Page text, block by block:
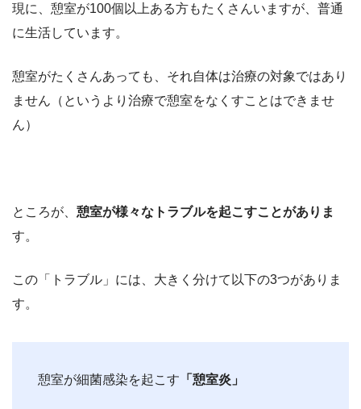
現に、憩室が100個以上ある方もたくさんいますが、普通
に生活しています。
憩室がたくさんあっても、それ自体は治療の対象ではあり
ません（というより治療で憩室をなくすことはできませ
ん）
ところが、 憩室が様々なトラブルを起こすことがありま
す。
この「トラブル」には、大きく分けて以下の3つがありま
す。
憩室が細菌感染を起こす 「憩室炎」